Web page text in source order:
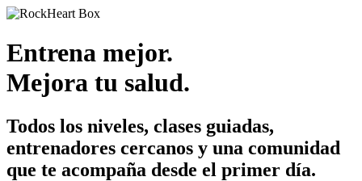
Entrena mejor.
Mejora tu salud.
Todos los niveles, clases guiadas,
entrenadores cercanos y una comunidad
que te acompaña desde el primer día.